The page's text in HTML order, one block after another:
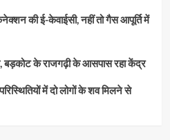
की ई-केवाईसी, नहीं तो गैस आपूर्ति में
बड़कोट के राजगढ़ी के आसपास रहा केंद्र
में दो लोगों के शव मिलने से